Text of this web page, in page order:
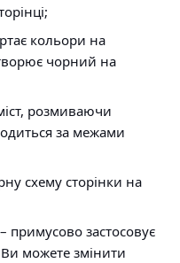
кольори на
чорний на
розмиваючи
за межами
схему сторінки на
– примусово застосовує
можете змінити